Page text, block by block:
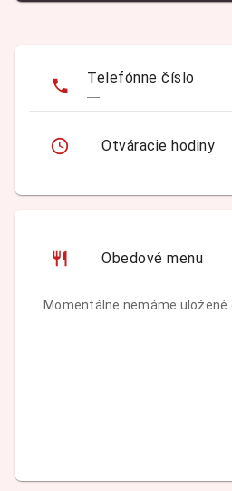
Telefónne číslo
—
Otváracie hodiny
Obedové menu
Momentálne nemáme uložené